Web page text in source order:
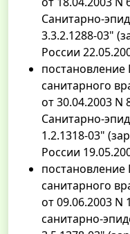
Санитарно-
3.3.2.1288-03"
России
постановление
санитарного
от 30.04.2003 N
Санитарно-
1.2.1318-03"
России
постановление
санитарного
от 09.06.2003 N
санитарно-